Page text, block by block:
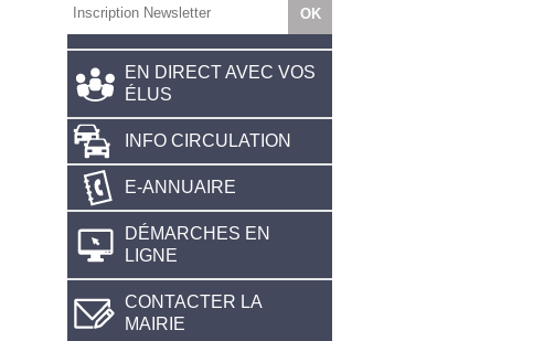
EN DIRECT AVEC VOS
ÉLUS
INFO CIRCULATION
E-ANNUAIRE
DÉMARCHES EN
LIGNE
CONTACTER LA
MAIRIE